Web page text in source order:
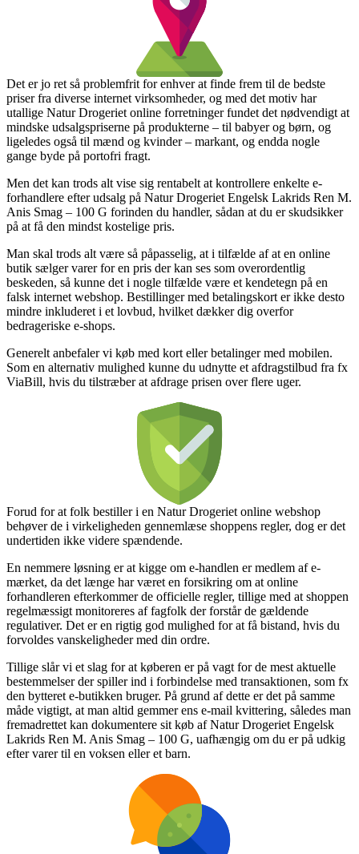
Det er jo ret så problemfrit for enhver at finde frem til de bedste
priser fra diverse internet virksomheder, og med det motiv har
utallige Natur Drogeriet online forretninger fundet det nødvendigt at
mindske udsalgspriserne på produkterne – til babyer og børn, og
ligeledes også til mænd og kvinder – markant, og endda nogle
gange byde på portofri fragt.
Men det kan trods alt vise sig rentabelt at kontrollere enkelte e-
forhandlere efter udsalg på Natur Drogeriet Engelsk Lakrids Ren M.
Anis Smag – 100 G forinden du handler, sådan at du er skudsikker
på at få den mindst kostelige pris.
Man skal trods alt være så påpasselig, at i tilfælde af at en online
butik sælger varer for en pris der kan ses som overordentlig
beskeden, så kunne det i nogle tilfælde være et kendetegn på en
falsk internet webshop. Bestillinger med betalingskort er ikke desto
mindre inkluderet i et lovbud, hvilket dækker dig overfor
bedrageriske e-shops.
Generelt anbefaler vi køb med kort eller betalinger med mobilen.
Som en alternativ mulighed kunne du udnytte et afdragstilbud fra fx
ViaBill, hvis du tilstræber at afdrage prisen over flere uger.
Forud for at folk bestiller i en Natur Drogeriet online webshop
behøver de i virkeligheden gennemlæse shoppens regler, dog er det
undertiden ikke videre spændende.
En nemmere løsning er at kigge om e-handlen er medlem af e-
mærket, da det længe har været en forsikring om at online
forhandleren efterkommer de officielle regler, tillige med at shoppen
regelmæssigt monitoreres af fagfolk der forstår de gældende
regulativer. Det er en rigtig god mulighed for at få bistand, hvis du
forvoldes vanskeligheder med din ordre.
Tillige slår vi et slag for at køberen er på vagt for de mest aktuelle
bestemmelser der spiller ind i forbindelse med transaktionen, som fx
den bytteret e-butikken bruger. På grund af dette er det på samme
måde vigtigt, at man altid gemmer ens e-mail kvittering, således man
fremadrettet kan dokumentere sit køb af Natur Drogeriet Engelsk
Lakrids Ren M. Anis Smag – 100 G, uafhængig om du er på udkig
efter varer til en voksen eller et barn.